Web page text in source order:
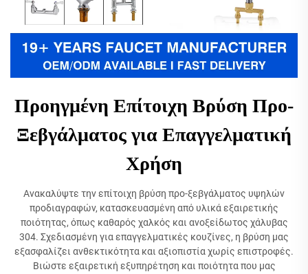
Προηγμένη Επίτοιχη Βρύση Προ-
Ξεβγάλματος για Επαγγελματική
Χρήση
Ανακαλύψτε την επίτοιχη βρύση προ-ξεβγάλματος υψηλών
προδιαγραφών, κατασκευασμένη από υλικά εξαιρετικής
ποιότητας, όπως καθαρός χαλκός και ανοξείδωτος χάλυβας
304. Σχεδιασμένη για επαγγελματικές κουζίνες, η βρύση μας
εξασφαλίζει ανθεκτικότητα και αξιοπιστία χωρίς επιστροφές.
Βιώστε εξαιρετική εξυπηρέτηση και ποιότητα που μας